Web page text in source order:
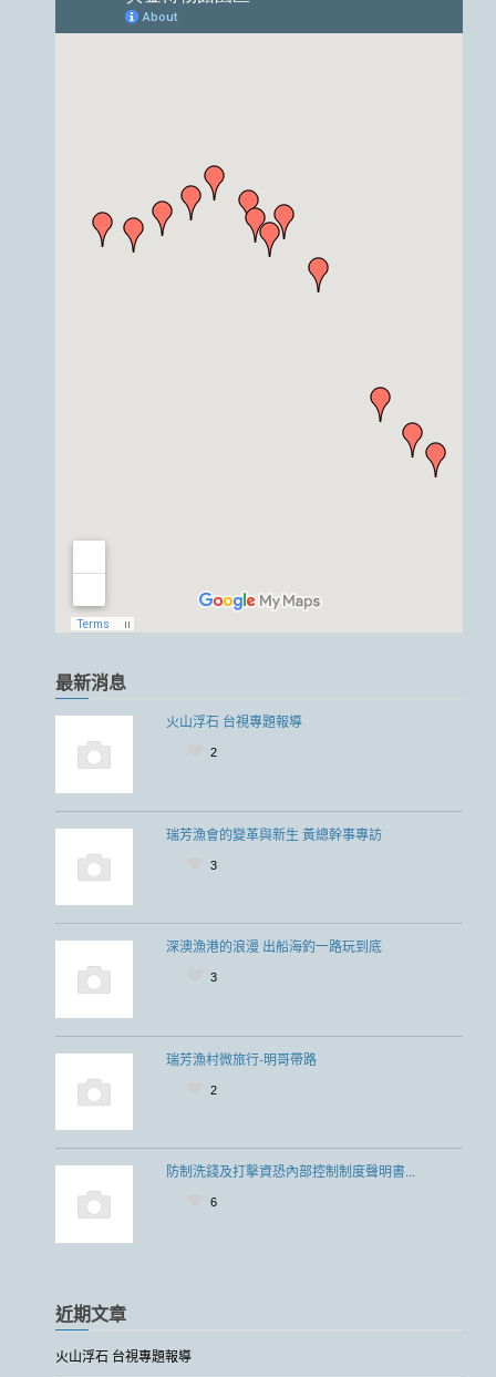
最新消息
火山浮石 台視專題報導
2
瑞芳漁會的變革與新生 黃總幹事專訪
3
深澳漁港的浪漫 出船海釣一路玩到底
3
瑞芳漁村微旅行-明哥帶路
2
防制洗錢及打擊資恐內部控制制度聲明書...
6
近期文章
火山浮石 台視專題報導